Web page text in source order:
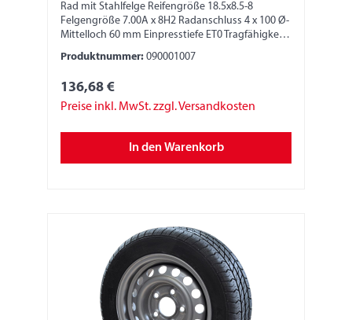
Rad mit Stahlfelge Reifengröße 18.5x8.5-8
Felgengröße 7.00A x 8H2 Radanschluss 4 x 100 Ø-
Mittelloch 60 mm Einpresstiefe ET0 Tragfähigkeit
425 kg LI 78M 2,5-3,5 Bar
Produktnummer: 090001007
136,68 €
Preise inkl. MwSt. zzgl. Versandkosten
In den Warenkorb